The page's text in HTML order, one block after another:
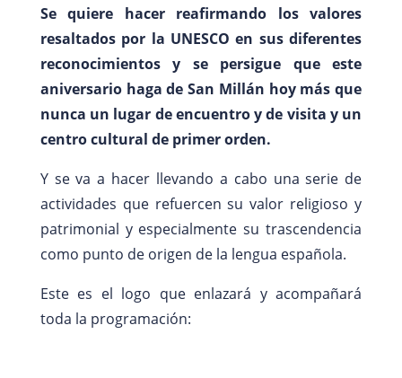
Se quiere hacer reafirmando los valores
resaltados por la UNESCO en sus diferentes
reconocimientos y se persigue que este
aniversario haga de San Millán hoy más que
nunca un lugar de encuentro y de visita y un
centro cultural de primer orden.
Y se va a hacer llevando a cabo una serie de
actividades que refuercen su valor religioso y
patrimonial y especialmente su trascendencia
como punto de origen de la lengua española.
Este es el logo que enlazará y acompañará
toda la programación: